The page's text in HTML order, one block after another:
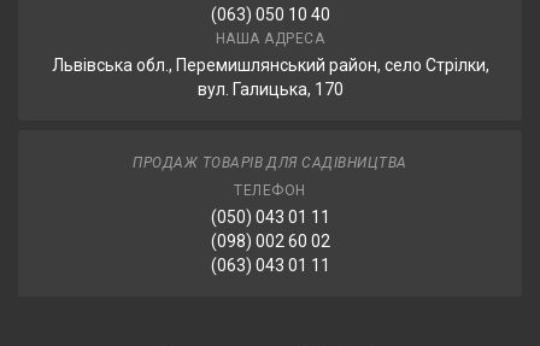
(063) 050 10 40
НАША АДРЕСА
Львівська обл., Перемишлянський район, село Стрілки,
вул. Галицька, 170
ПРОДАЖ ТОВАРІВ ДЛЯ САДІВНИЦТВА
ТЕЛЕФОН
(050) 043 01 11
(098) 002 60 02
(063) 043 01 11